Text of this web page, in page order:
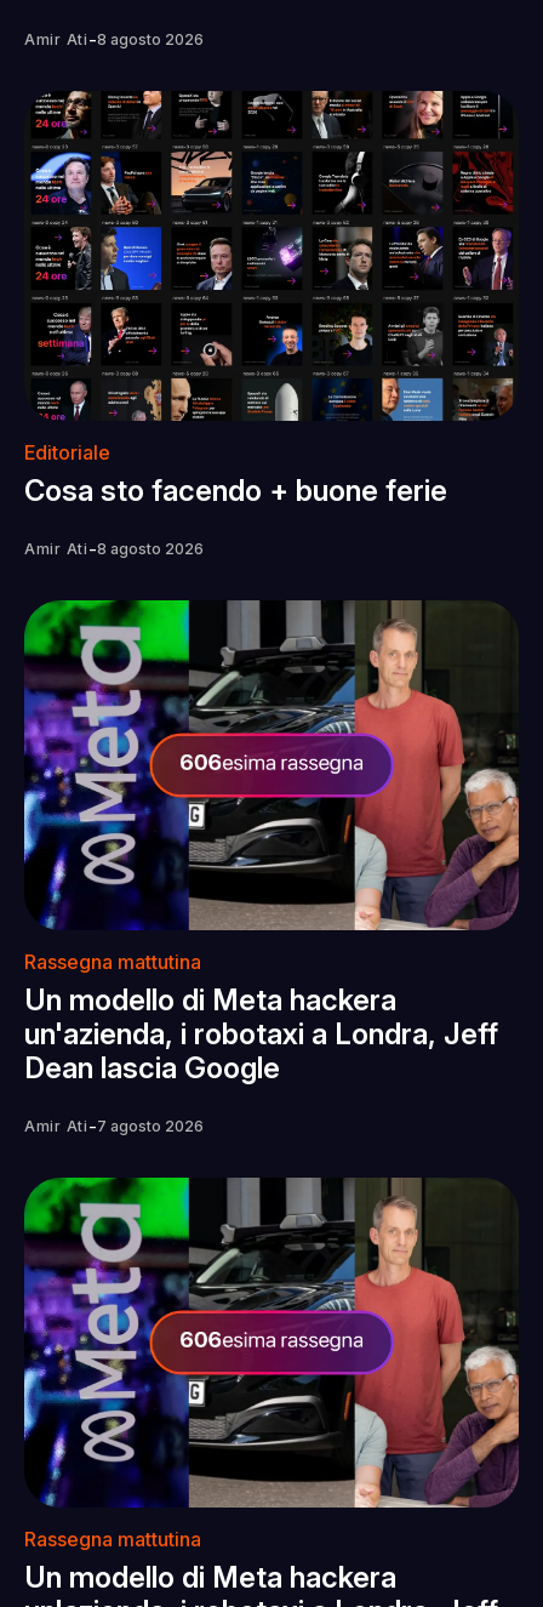
Amir Ati -8 agosto 2026
Editoriale
Cosa sto facendo + buone ferie
Amir Ati -8 agosto 2026
Rassegna mattutina
Un modello di Meta hackera
un'azienda, i robotaxi a Londra, Jeff
Dean lascia Google
Amir Ati -7 agosto 2026
Rassegna mattutina
Un modello di Meta hackera